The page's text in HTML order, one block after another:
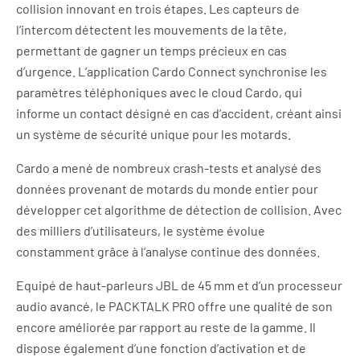
collision innovant en trois étapes. Les capteurs de
l’intercom détectent les mouvements de la tête,
permettant de gagner un temps précieux en cas
d’urgence. L’application Cardo Connect synchronise les
paramètres téléphoniques avec le cloud Cardo, qui
informe un contact désigné en cas d’accident, créant ainsi
un système de sécurité unique pour les motards.
Cardo a mené de nombreux crash-tests et analysé des
données provenant de motards du monde entier pour
développer cet algorithme de détection de collision. Avec
des milliers d’utilisateurs, le système évolue
constamment grâce à l’analyse continue des données.
Equipé de haut-parleurs JBL de 45 mm et d’un processeur
audio avancé, le PACKTALK PRO offre une qualité de son
encore améliorée par rapport au reste de la gamme. Il
dispose également d’une fonction d’activation et de